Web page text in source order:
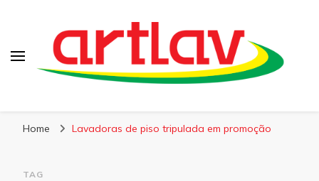
Home Lavadoras de piso tripulada em promoção
TAG